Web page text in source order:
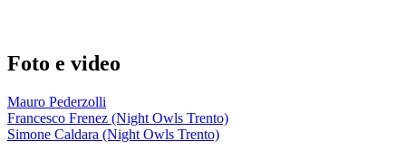
Foto e video
Mauro Pederzolli
Francesco Frenez (Night Owls Trento)
Simone Caldara (Night Owls Trento)